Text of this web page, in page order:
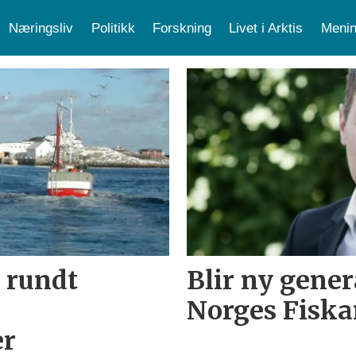
Næringsliv Politikk Forskning Livet i Arktis
rundt
Blir ny
Norges